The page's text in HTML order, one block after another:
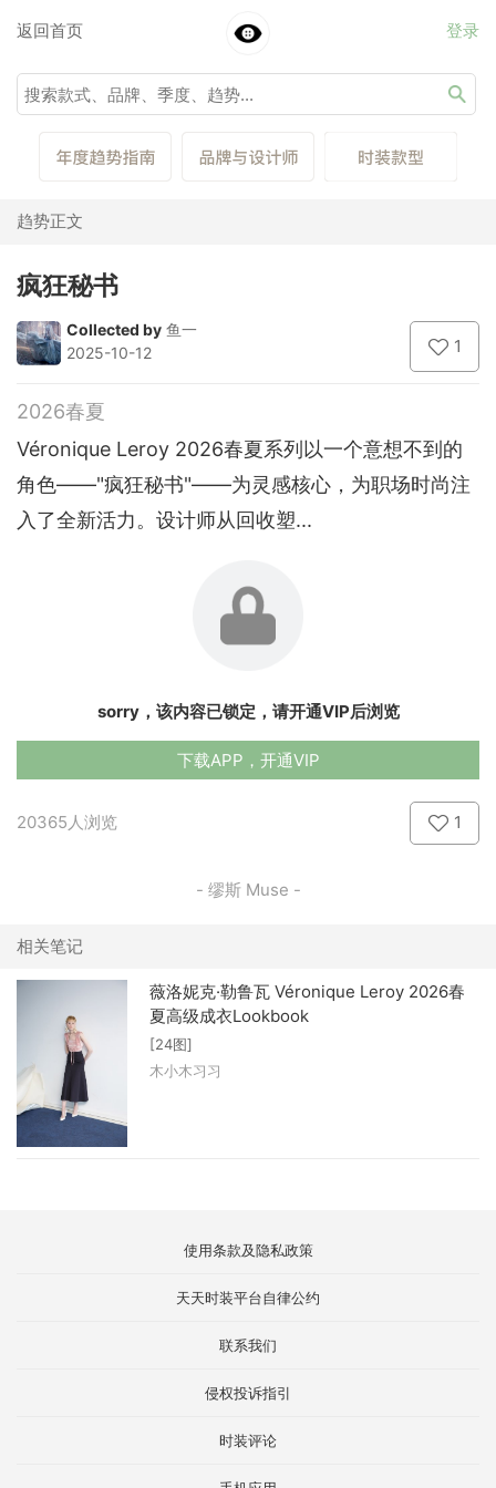
返回首页 登录
趋势正文
疯狂秘书
Collected by 鱼一
2025-10-12
1
2026春夏
Véronique Leroy 2026春夏系列以一个意想不到的
角色——"疯狂秘书"——为灵感核心，为职场时尚注
入了全新活力。设计师从回收塑...
sorry，该内容已锁定，请开通VIP后浏览
下载APP，开通VIP
20365人浏览 1
- 缪斯 Muse -
相关笔记
薇洛妮克·勒鲁瓦 Véronique Leroy 2026春
夏高级成衣Lookbook
[24图]
木小木习习
使用条款及隐私政策
天天时装平台自律公约
联系我们
侵权投诉指引
时装评论